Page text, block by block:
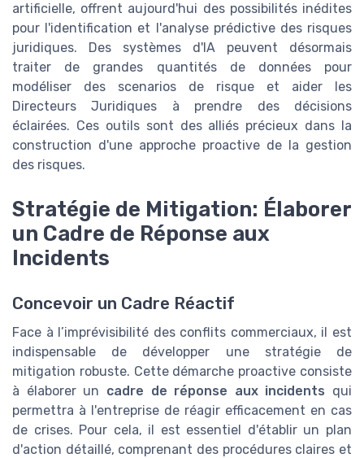
artificielle, offrent aujourd'hui des possibilités inédites
pour l'identification et l'analyse prédictive des risques
juridiques. Des systèmes d'IA peuvent désormais
traiter de grandes quantités de données pour
modéliser des scenarios de risque et aider les
Directeurs Juridiques à prendre des décisions
éclairées. Ces outils sont des alliés précieux dans la
construction d'une approche proactive de la gestion
des risques.
Stratégie de Mitigation: Élaborer
un Cadre de Réponse aux
Incidents
Concevoir un Cadre Réactif
Face à l’imprévisibilité des conflits commerciaux, il est
indispensable de développer une stratégie de
mitigation robuste. Cette démarche proactive consiste
à élaborer un cadre de réponse aux incidents qui
permettra à l'entreprise de réagir efficacement en cas
de crises. Pour cela, il est essentiel d'établir un plan
d'action détaillé, comprenant des procédures claires et